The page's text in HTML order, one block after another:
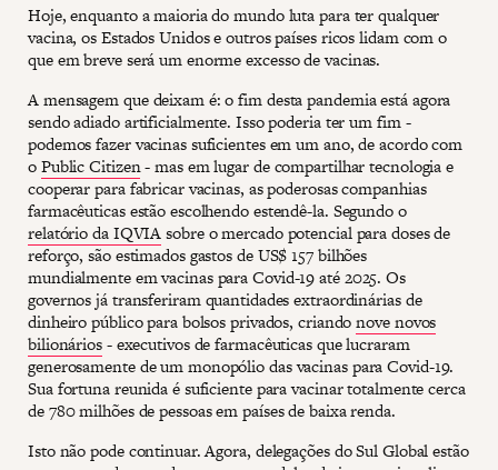
Hoje, enquanto a maioria do mundo luta para ter qualquer
vacina, os Estados Unidos e outros países ricos lidam com o
que em breve será um enorme excesso de vacinas.
A mensagem que deixam é: o fim desta pandemia está agora
sendo adiado artificialmente. Isso poderia ter um fim -
podemos fazer vacinas suficientes em um ano, de acordo com
oPublic Citizen- mas em lugar de compartilhar tecnologia e
cooperar para fabricar vacinas, as poderosas companhias
farmacêuticas estão escolhendo estendê-la. Segundo o
relatório da IQVIAsobre o mercado potencial para doses de
reforço, são estimados gastos de US$ 157 bilhões
mundialmente em vacinas para Covid-19 até 2025. Os
governos já transferiram quantidades extraordinárias de
dinheiro público para bolsos privados, criandonove novos
bilionários- executivos de farmacêuticas que lucraram
generosamente de um monopólio das vacinas para Covid-19.
Sua fortuna reunida é suficiente para vacinar totalmente cerca
de 780 milhões de pessoas em países de baixa renda.
Isto não pode continuar. Agora, delegações do Sul Global estão